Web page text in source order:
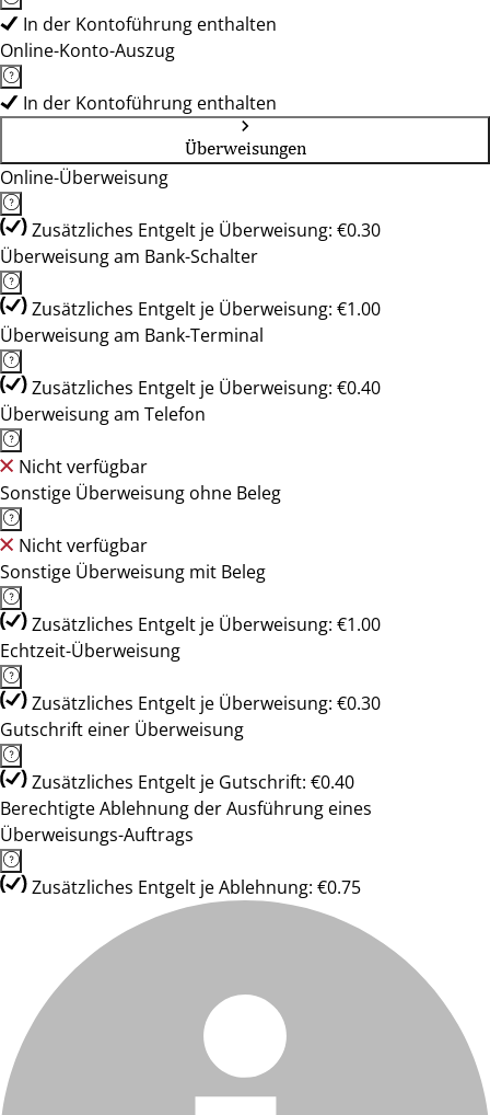
In der Kontoführung enthalten
Online-Konto-Auszug
In der Kontoführung enthalten
Überweisungen
Online-Überweisung
Zusätzliches Entgelt je Überweisung: €0.30
Überweisung am Bank-Schalter
Zusätzliches Entgelt je Überweisung: €1.00
Überweisung am Bank-Terminal
Zusätzliches Entgelt je Überweisung: €0.40
Überweisung am Telefon
Nicht verfügbar
Sonstige Überweisung ohne Beleg
Nicht verfügbar
Sonstige Überweisung mit Beleg
Zusätzliches Entgelt je Überweisung: €1.00
Echtzeit-Überweisung
Zusätzliches Entgelt je Überweisung: €0.30
Gutschrift einer Überweisung
Zusätzliches Entgelt je Gutschrift: €0.40
Berechtigte Ablehnung der Ausführung eines
Überweisungs-Auftrags
Zusätzliches Entgelt je Ablehnung: €0.75